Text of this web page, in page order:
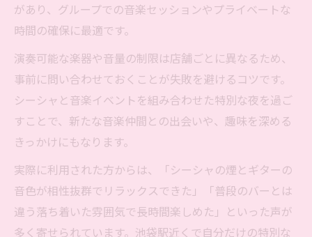
があり、グループでの音楽セッションやプライベートな
時間の確保に最適です。
演奏可能な楽器や音量の制限は店舗ごとに異なるため、
事前に問い合わせておくことが失敗を避けるコツです。
シーシャと音楽イベントを組み合わせた特別な夜を過ご
すことで、新たな音楽仲間との出会いや、趣味を深める
きっかけにもなります。
実際に利用された方からは、「シーシャの煙とギターの
音色が相性抜群でリラックスできた」「普段のバーとは
違う落ち着いた雰囲気で長時間楽しめた」といった声が
多く寄せられています。池袋駅近くで自分だけの特別な